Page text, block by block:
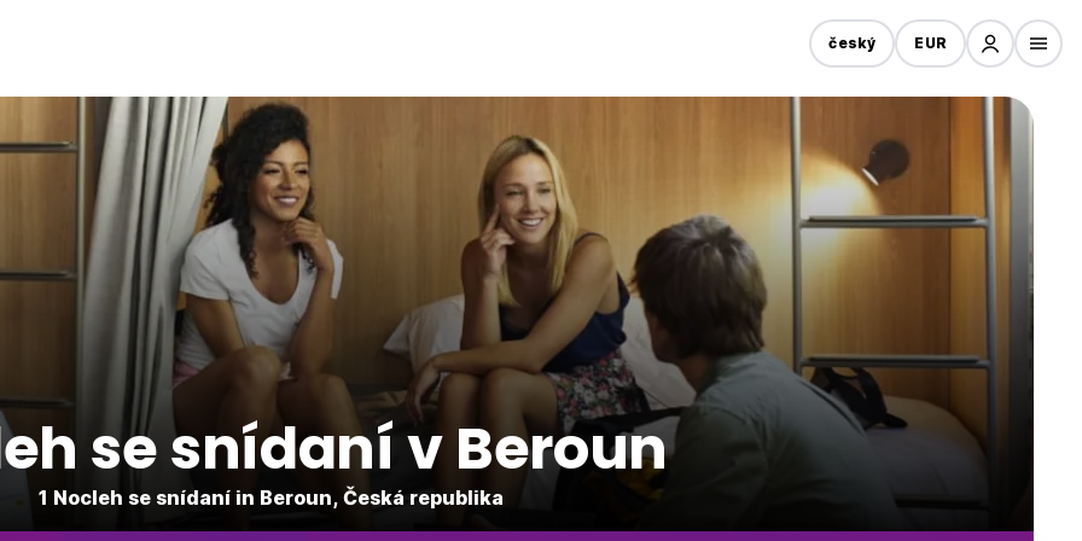
český EUR
se snídaní v Beroun
1 Nocleh se snídaní in Beroun, Česká republika